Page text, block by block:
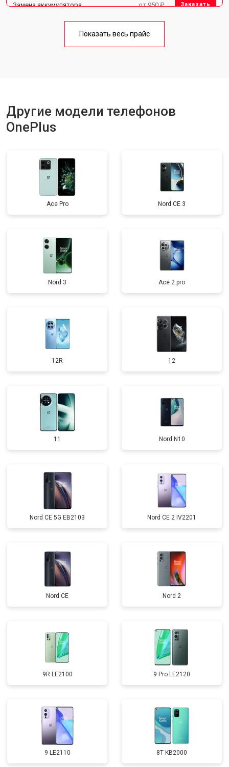
Замена аккумулятора от 950 ₽ Заказать
Ремонт цепи питания от 3200 ₽
Показать весь прайс
Другие модели телефонов
OnePlus
Ace Pro Nord CE 3
Nord 3 Ace 2 pro
12R 12
11 Nord N10
Nord CE 5G EB2103 Nord CE 2 IV2201
Nord CE Nord 2
9R LE2100 9 Pro LE2120
9 LE2110 8T KB2000